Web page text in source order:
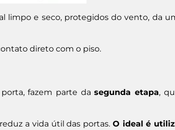
limpo e seco, protegidos do vento, da
direto com o piso.
fazem parte dasegunda etapa,
a vida útil das portas. O ideal é